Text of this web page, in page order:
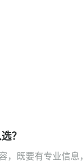
？
，既要有专业信